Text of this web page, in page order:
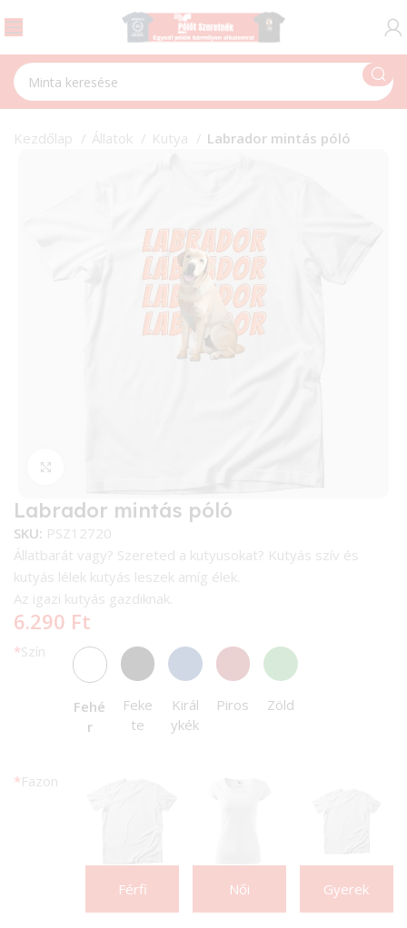
Kezdőlap Állatok Kutya Labrador mintás póló
Labrador mintás póló
SKU: PSZ12720
Állatbarát vagy? Szereted a kutyusokat? Kutyás szív és
kutyás lélek kutyás leszek amíg élek.
Az igazi kutyás gazdiknak.
6.290 Ft
*Szín
Fehé
r
Feke
te
Királ
ykék
Piros Zöld
*Fazon
Férfi Női Gyerek